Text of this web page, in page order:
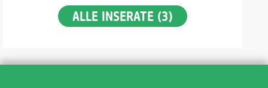
ALLE INSERATE (3)